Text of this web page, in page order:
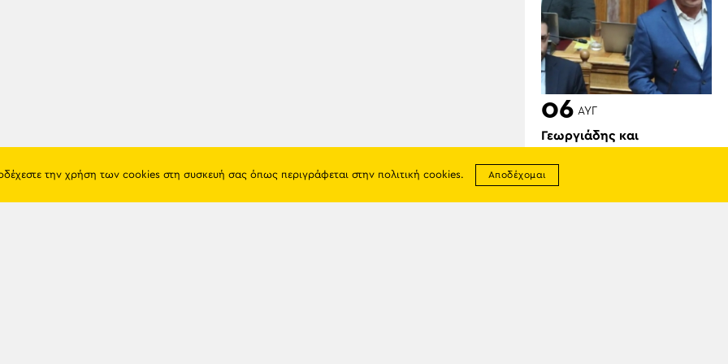
06 ΑΥΓ
Γεωργιάδης και
Τραμπ να παρέμβει για τα
Γλυπτά του Παρθενώνα:
την χρήση των cookies στη συσκευή σας όπως περιγράφεται στην πολιτική cookies. Αποδέχομαι